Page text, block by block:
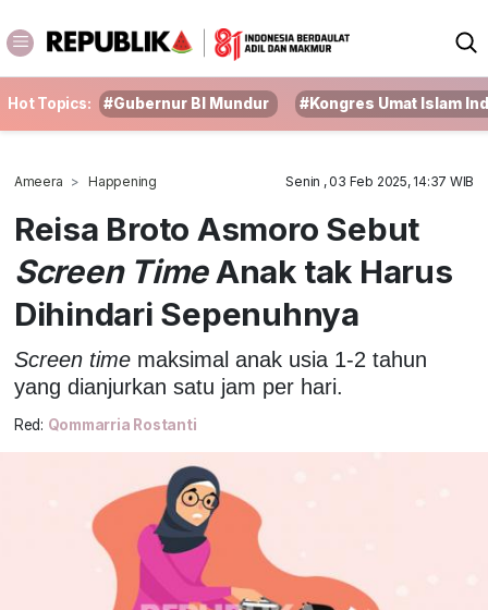
Hot Topics: #Gubernur BI Mundur #Kongres Umat Islam
Ameera Happening Senin , 03 Feb 2025, 14:37 WIB
Reisa Broto Asmoro Sebut
Screen TimeAnak tak Harus
Dihindari Sepenuhnya
Screen timemaksimal anak usia 1-2 tahun
yang dianjurkan satu jam per hari.
Red: Qommarria Rostanti